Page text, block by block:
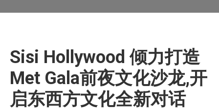
Sisi Hollywood 倾力打造
Met Gala前夜文化沙龙,开
启东西方文化全新对话